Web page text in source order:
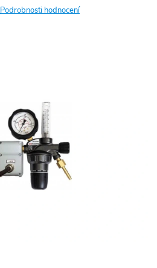
Podrobnosti hodnocení